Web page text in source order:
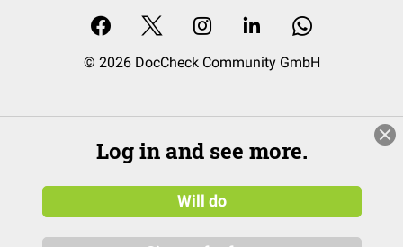
© 2026 DocCheck Community GmbH
Log in and see more.
Will do